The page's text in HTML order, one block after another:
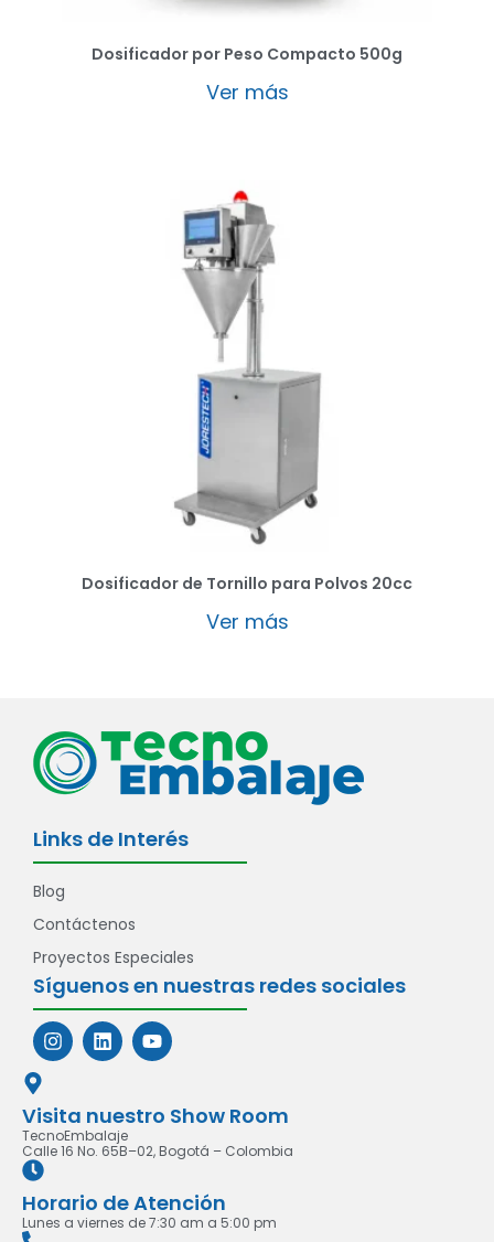
Dosificador por Peso Compacto 500g
Ver más
Dosificador de Tornillo para Polvos 20cc
Ver más
Links de Interés
Blog
Contáctenos
Proyectos Especiales
Síguenos en nuestras redes sociales
Visita nuestro Show Room
TecnoEmbalaje
Calle 16 No. 65B–02, Bogotá – Colombia
Horario de Atención
Lunes a viernes de 7:30 am a 5:00 pm